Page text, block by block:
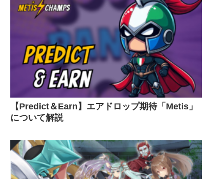
【Predict＆Earn】エアドロップ期待「Metis」
について解説